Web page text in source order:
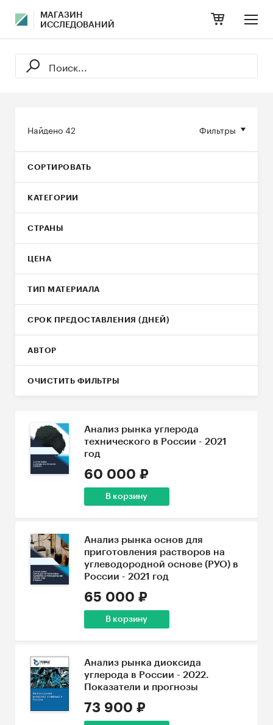
МАГАЗИН
ИССЛЕДОВАНИЙ
Фильтры
Найдено42
СОРТИРОВАТЬ
КАТЕГОРИИ
СТРАНЫ
ЦЕНА
ТИП МАТЕРИАЛА
СРОК ПРЕДОСТАВЛЕНИЯ (ДНЕЙ)
АВТОР
ОЧИСТИТЬ ФИЛЬТРЫ
Анализ рынка углерода
технического в России - 2021
год
60 000 ₽
В корзину
Анализ рынка основ для
приготовления растворов на
углеводородной основе (РУО) в
России - 2021 год
65 000 ₽
В корзину
Анализ рынка диоксида
углерода в России - 2022.
Показатели и прогнозы
73 900 ₽